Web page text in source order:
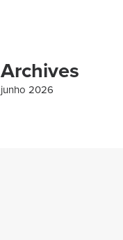
Archives
junho 2026